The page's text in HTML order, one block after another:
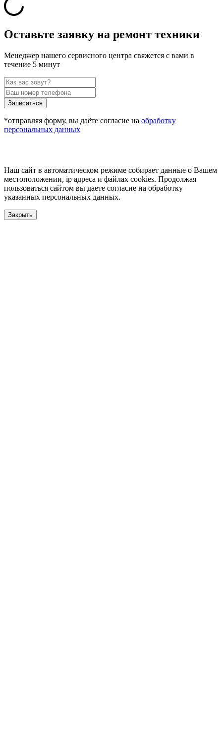
Оставьте заявку на ремонт техники
Менеджер нашего сервисного центра свяжется с вами в
течение 5 минут
Записаться
*отправляя форму, вы даёте согласие на обработку
персональных данных
Наш сайт в автоматическом режиме собирает данные о Вашем
местоположении, ip адреса и файлах cookies. Продолжая
пользоваться сайтом вы даете согласие на обработку
указанных персональных данных.
Закрыть